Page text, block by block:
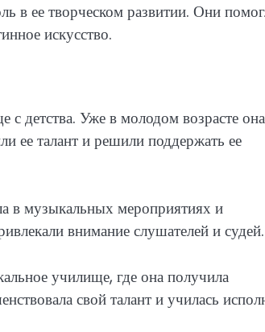
в ее творческом развитии. Они
искусство.
с детства. Уже в молодом возрасте она
ее талант и решили поддержать ее
в музыкальных мероприятиях и
внимание слушателей и судей.
училище, где она получила
свой талант и училась